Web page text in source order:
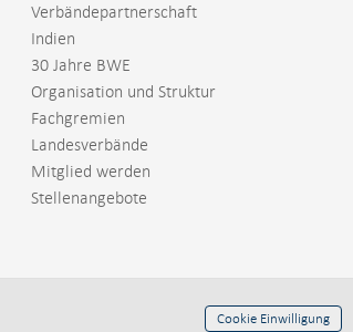
Verbändepartnerschaft
Indien
30 Jahre BWE
Organisation und Struktur
Fachgremien
Landesverbände
Mitglied werden
Stellenangebote
Cookie Einwilligung